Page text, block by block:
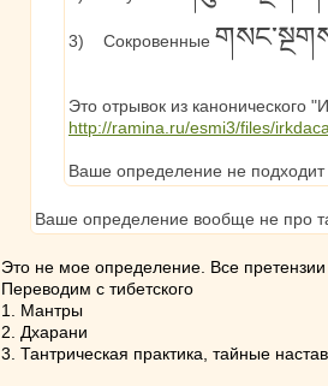
3) Сокровенные
Это отрывок из канонического
http://ramina.ru/esmi3/files/
Ваше определение не
Ваше определение вообще не про
Это не мое определение. Все
Переводим с тибетского
1. Мантры
2. Дхарани
3. Тантрическая практика, тайные